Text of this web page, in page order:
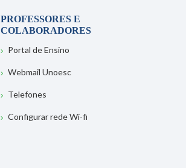
PROFESSORES E
COLABORADORES
Portal de Ensino
Webmail Unoesc
Telefones
Configurar rede Wi-fi